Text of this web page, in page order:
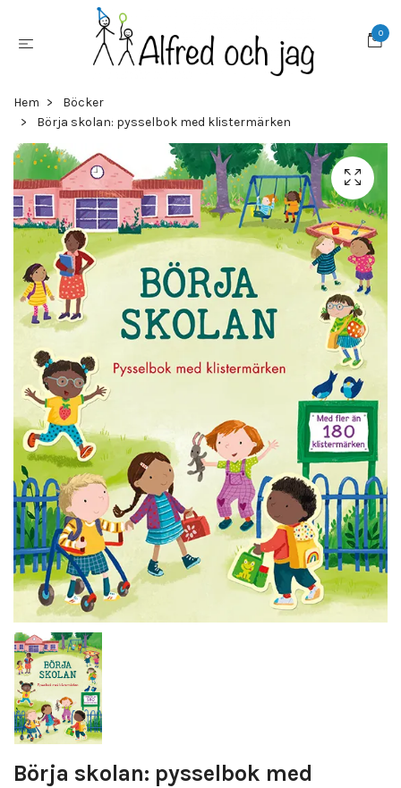
0
Hem
Böcker
Börja skolan: pysselbok med klistermärken
Börja skolan: pysselbok med